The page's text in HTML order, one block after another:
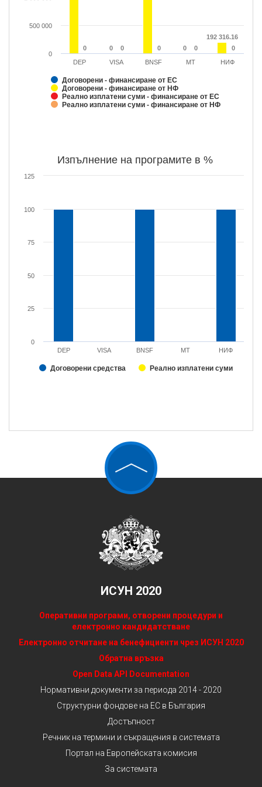
0
0 0
0 0
0 0
0 0
0
0
0 0
0
192 316.16
192 316.16
Договорени - финансиране от ЕС
Договорени - финансиране от НФ
Реално изплатени суми - финансиране от ЕС
Реално изплатени суми - финансиране от НФ
DEP VISA BNSF МТ НИФ
0
500 000
Изпълнение на програмите в %
Договорени средства Реално изплатени суми
DEP VISA BNSF МТ НИФ
0
25
50
75
100
125
ИСУН 2020
Оперативни програми, отворени процедури и
електронно кандидатстване
Електронно отчитане на бенефициенти чрез ИСУН 2020
Обратна връзка
Open Data API Documentation
Нормативни документи за периода 2014 - 2020
Структурни фондове на ЕС в България
Достъпност
Речник на термини и съкращения в системата
Портал на Европейската комисия
За системата